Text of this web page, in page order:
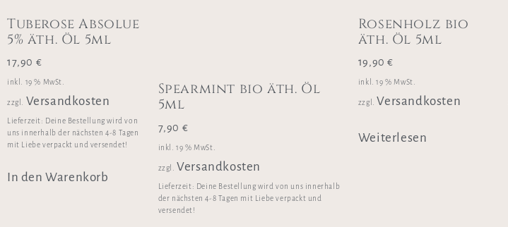
Tuberose Absolue
5% äth. Öl 5ml
17,90 €
inkl. 19 % MwSt.
zzgl. Versandkosten
Lieferzeit: Deine Bestellung wird von
uns innerhalb der nächsten 4-8 Tagen
mit Liebe verpackt und versendet!
In den Warenkorb
Spearmint bio äth. Öl
5ml
7,90 €
inkl. 19 % MwSt.
zzgl. Versandkosten
Lieferzeit: Deine Bestellung wird von uns innerhalb
der nächsten 4-8 Tagen mit Liebe verpackt und
versendet!
Rosenholz bio
äth. Öl 5ml
19,90€
inkl. 19 % MwSt.
zzgl. Versandkosten
Weiterlesen